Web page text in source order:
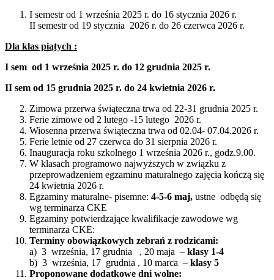
I semestr od 1 września 2025 r. do 16 stycznia 2026 r.
II semestr od 19 stycznia 2026 r. do 26 czerwca 2026 r.
Dla klas piątych :
I sem od 1 września 2025 r. do 12 grudnia 2025 r.
II sem od 15 grudnia 2025 r. do 24 kwietnia 2026 r.
Zimowa przerwa świąteczna trwa od 22-31 grudnia 2025 r.
Ferie zimowe od 2 lutego -15 lutego 2026 r.
Wiosenna przerwa świąteczna trwa od 02.04- 07.04.2026 r.
Ferie letnie od 27 czerwca do 31 sierpnia 2026 r.
Inauguracja roku szkolnego 1 września 2026 r., godz.9.00.
W klasach programowo najwyższych w związku z
przeprowadzeniem egzaminu maturalnego zajęcia kończą się
24 kwietnia 2026 r.
Egzaminy maturalne- pisemne: 4-5-6 maj, ustne odbędą się
wg terminarza CKE
Egzaminy potwierdzające kwalifikacje zawodowe wg
terminarza CKE:
Terminy obowiązkowych zebrań z rodzicami:
a) 3 września, 17 grudnia , 20 maja – klasy 1-4
b) 3 września, 17 grudnia , 10 marca – klasy 5
Proponowane dodatkowe dni wolne: